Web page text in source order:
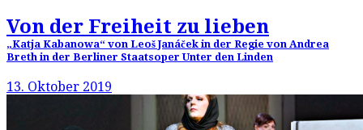
Von der Freiheit zu lieben
„Katja Kabanowa“ von Leoš Janáček in der Regie von Andrea
Breth in der Berliner Staatsoper Unter den Linden
13. Oktober 2019